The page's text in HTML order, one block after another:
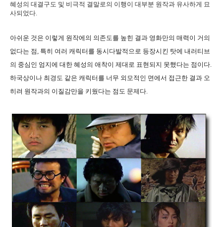
혜성의 대결구도 및 비극적 결말로의 이행이 대부분 원작과 유사하게 묘
사되었다.
아쉬운 것은 이렇게 원작에의 의존도를 높힌 결과 영화만의 매력이 거의
없다는 점, 특히 여러 캐릭터를 동시다발적으로 등장시킨 탓에 내러티브
의 중심인 엄지에 대한 혜성의 애착이 제대로 표현되지 못했다는 점이다.
하국상이나 최경도 같은 캐릭터를 너무 외모적인 면에서 접근한 결과 오
히려 원작과의 이질감만을 키웠다는 점도 문제다.